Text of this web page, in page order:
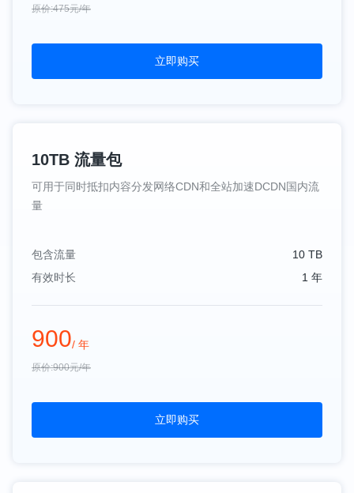
原价:475元/年
立即购买
10TB 流量包
可用于同时抵扣内容分发网络CDN和全站加速DCDN国内流
量
包含流量
10 TB
有效时长
1 年
900/ 年
原价:900元/年
立即购买